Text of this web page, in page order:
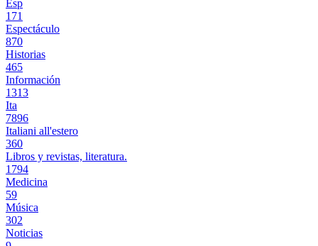
Esp
171
Espectáculo
870
Historias
465
Información
1313
Ita
7896
Italiani all'estero
360
Libros y revistas, literatura.
1794
Medicina
59
Música
302
Noticias